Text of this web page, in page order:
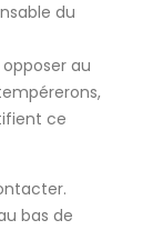
du
au
ce
bas de